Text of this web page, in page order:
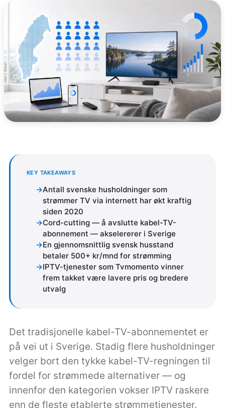
KEY TAKEAWAYS
Antall svenske husholdninger som
strømmer TV via internett har økt kraftig
siden 2020
Cord-cutting — å avslutte kabel-TV-
abonnement — akselererer i Sverige
En gjennomsnittlig svensk husstand
betaler 500+ kr/mnd for strømming
IPTV-tjenester som Tvmomento vinner
frem takket være lavere pris og bredere
utvalg
Det tradisjonelle kabel-TV-abonnementet er
på vei ut i Sverige. Stadig flere husholdninger
velger bort den tykke kabel-TV-regningen til
fordel for strømmede alternativer — og
innenfor den kategorien vokser IPTV raskere
enn de fleste etablerte strømmetjenester.